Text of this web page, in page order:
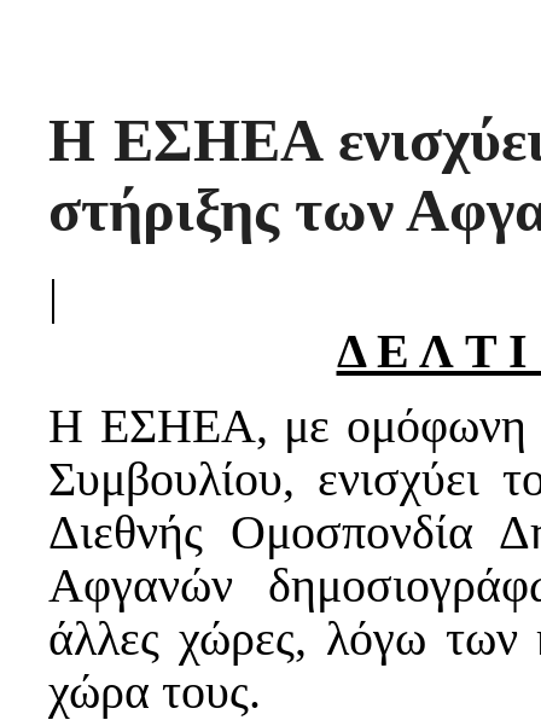
Η ΕΣΗΕΑ
στήριξης των
|
Δ Ε Λ Τ
Η ΕΣΗΕΑ, με ομόφωνη
Συμβουλίου, ενισχύει
Διεθνής Ομοσπονδία
Αφγανών
άλλες χώρες, λόγω των
χώρα τους.